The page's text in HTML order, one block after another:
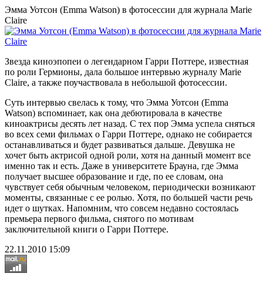
Эмма Уотсон (Emma Watson) в фотосессии для журнала Marie
Claire
Звезда киноэпопеи о легендарном Гарри Поттере, известная
по роли Гермионы, дала большое интервью журналу Marie
Claire, а также поучаствовала в небольшой фотосессии.
Суть интервью свелась к тому, что Эмма Уотсон (Emma
Watson) вспоминает, как она дебютировала в качестве
киноактрисы десять лет назад. С тех пор Эмма успела сняться
во всех семи фильмах о Гарри Поттере, однако не собирается
останавливаться и будет развиваться дальше. Девушка не
хочет быть актрисой одной роли, хотя на данный момент все
именно так и есть. Даже в университете Брауна, где Эмма
получает высшее образование и где, по ее словам, она
чувствует себя обычным человеком, периодически возникают
моменты, связанные с ее ролью. Хотя, по большей части речь
идет о шутках. Напомним, что совсем недавно состоялась
премьера первого фильма, снятого по мотивам
заключительной книги о Гарри Поттере.
22.11.2010 15:09